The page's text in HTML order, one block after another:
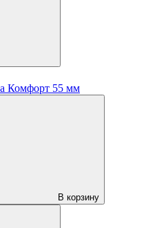
Комфорт 55 мм
В корзину